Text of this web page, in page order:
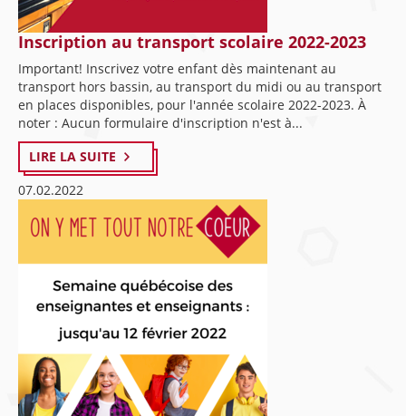
Inscription au transport scolaire 2022-2023
Important! Inscrivez votre enfant dès maintenant au
transport hors bassin, au transport du midi ou au transport
en places disponibles, pour l'année scolaire 2022-2023. À
noter : Aucun formulaire d'inscription n'est à...
LIRE LA SUITE
07.02.2022